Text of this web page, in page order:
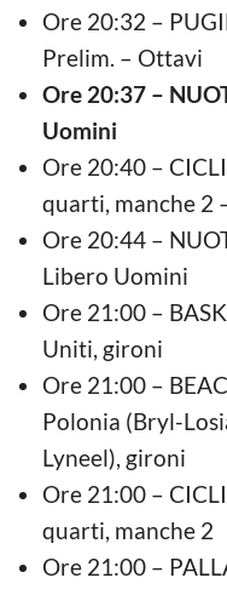
Ore 20:32 –
Prelim. – Ottavi
Ore 20:37 –
Uomini
Ore 20:40 –
quarti, manche 2
Ore 20:44 –
Libero Uomini
Ore 21:00 –
Uniti, gironi
Ore 21:00 –
Polonia (Bryl-
Lyneel), gironi
Ore 21:00 –
quarti, manche 2
Ore 21:00 –